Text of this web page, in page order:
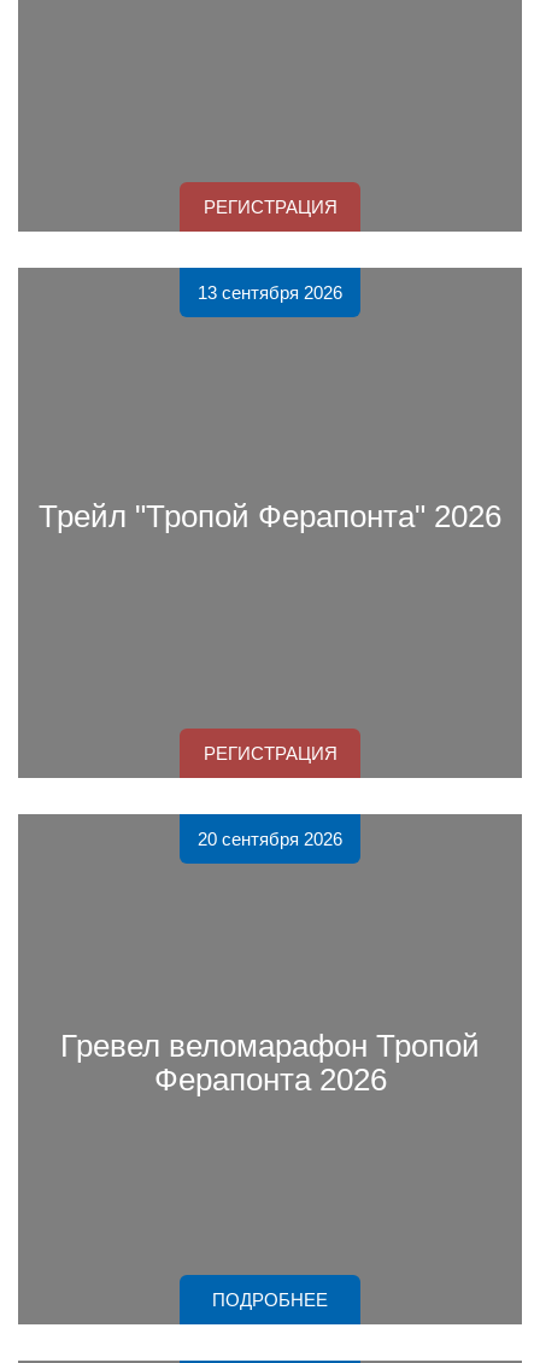
РЕГИСТРАЦИЯ
13 сентября 2026
Трейл "Тропой Ферапонта" 2026
РЕГИСТРАЦИЯ
20 сентября 2026
Гревел веломарафон Тропой
Ферапонта 2026
ПОДРОБНЕЕ